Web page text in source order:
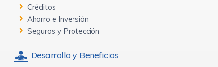
Créditos
Ahorro e Inversión
Seguros y Protección
Desarrollo y Beneficios